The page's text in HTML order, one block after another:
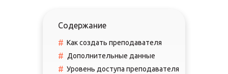
Содержание
# Как создать преподавателя
# Дополнительные данные
# Уровень доступа преподавателя